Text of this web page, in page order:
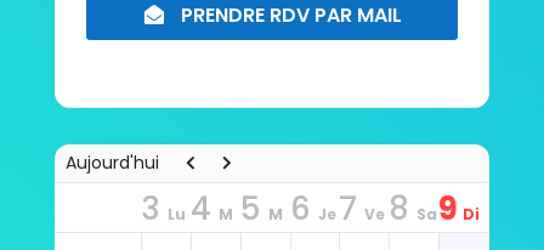
PRENDRE RDV PAR MAIL
Aujourd'hui
3 Lu 4 M 5 M 6 Je 7 Ve 8 Sa9 Di